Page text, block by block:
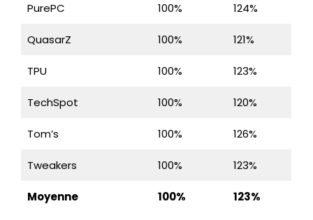
PurePC 100% 124%
QuasarZ 100% 121%
TPU 100% 123%
TechSpot 100% 120%
Tom’s 100% 126%
Tweakers 100% 123%
Moyenne 100% 123%